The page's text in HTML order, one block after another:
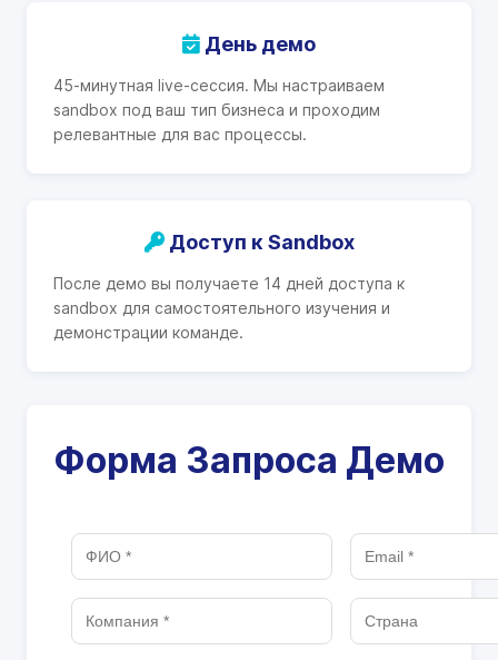
День демо
45-минутная live-сессия. Мы настраиваем
sandbox под ваш тип бизнеса и проходим
релевантные для вас процессы.
Доступ к Sandbox
После демо вы получаете 14 дней доступа к
sandbox для самостоятельного изучения и
демонстрации команде.
Форма Запроса Демо